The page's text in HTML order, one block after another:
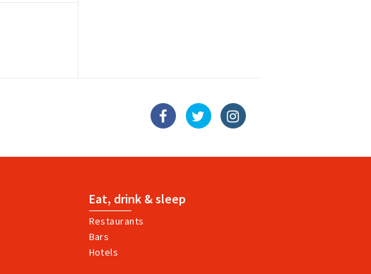
Eat, drink & sleep
Restaurants
Bars
Hotels